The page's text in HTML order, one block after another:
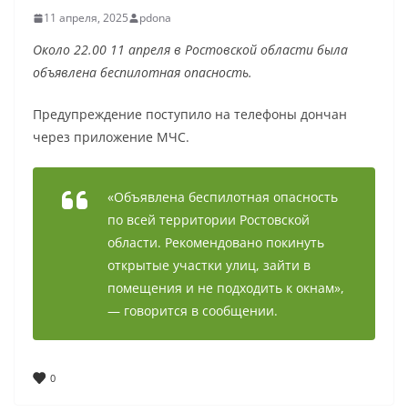
11 апреля, 2025 pdona
Около 22.00 11 апреля в Ростовской области была
объявлена беспилотная опасность.
Предупреждение поступило на телефоны дончан
через приложение МЧС.
«Объявлена беспилотная опасность
по всей территории Ростовской
области. Рекомендовано покинуть
открытые участки улиц, зайти в
помещения и не подходить к окнам»,
— говорится в сообщении.
0